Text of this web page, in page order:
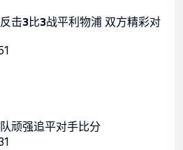
击3比3战平利物浦 双方精彩对
顽强追平对手比分